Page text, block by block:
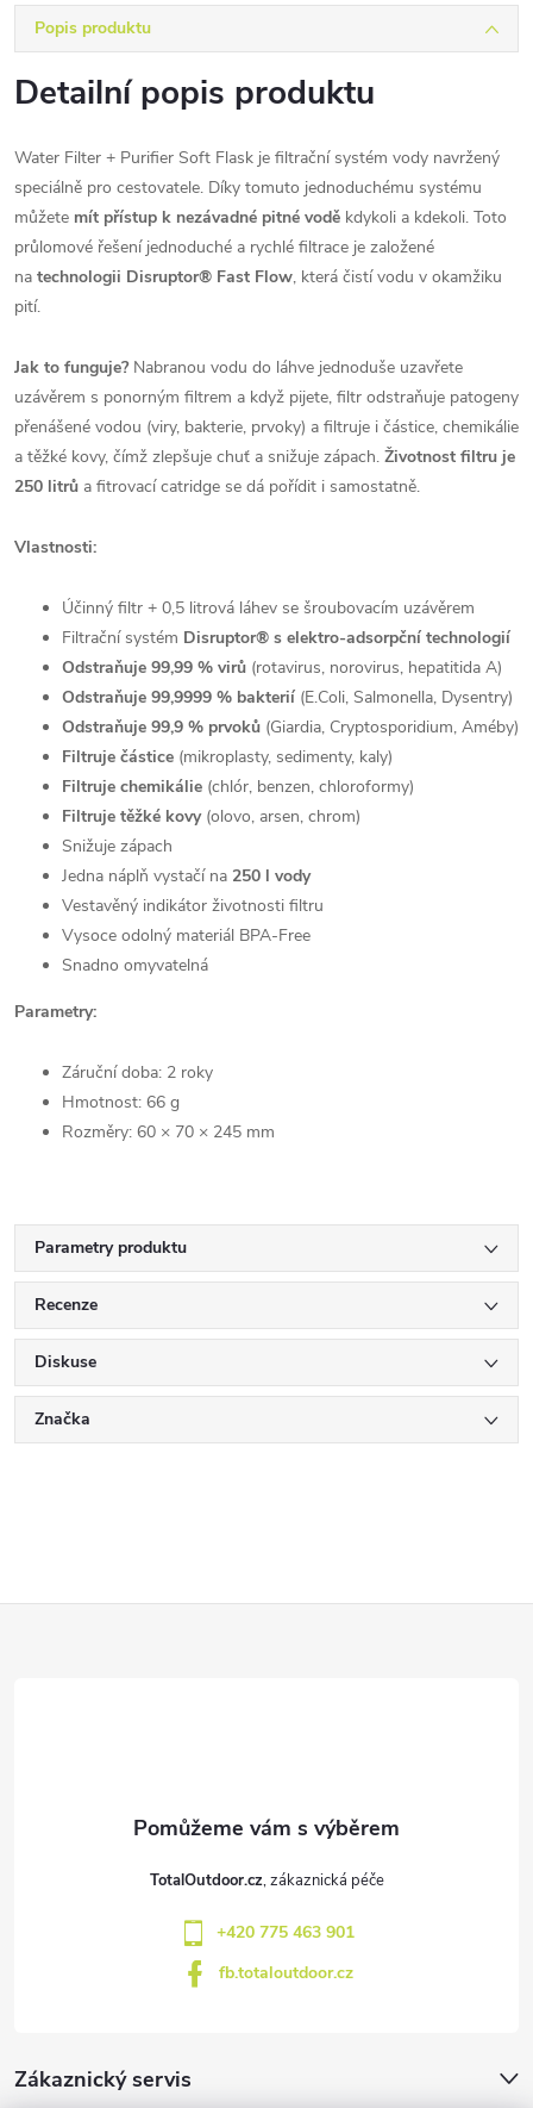
Popis produktu
Detailní popis produktu
Water Filter + Purifier Soft Flask je filtrační systém vody navržený
speciálně pro cestovatele. Díky tomuto jednoduchému systému
můžete mít přístup k nezávadné pitné vodě kdykoli a kdekoli. Toto
průlomové řešení jednoduché a rychlé filtrace je založené
na technologii Disruptor® Fast Flow, která čistí vodu v okamžiku
pití.
Jak to funguje?Nabranou vodu do láhve jednoduše uzavřete
uzávěrem s ponorným filtrem a když pijete, filtr odstraňuje patogeny
přenášené vodou (viry, bakterie, prvoky) a filtruje i částice, chemikálie
a těžké kovy, čímž zlepšuje chuť a snižuje zápach. Životnost filtru je
250 litrů a fitrovací catridge se dá pořídit i samostatně.
Vlastnosti:
Účinný filtr + 0,5 litrová láhev se šroubovacím uzávěrem
Filtrační systém Disruptor® s elektro-adsorpční technologií
Odstraňuje 99,99 % virů (rotavirus, norovirus, hepatitida A)
Odstraňuje 99,9999 % bakterií (E.Coli, Salmonella, Dysentry)
Odstraňuje 99,9 % prvoků (Giardia, Cryptosporidium, Améby)
Filtruje částice (mikroplasty, sedimenty, kaly)
Filtruje chemikálie (chlór, benzen, chloroformy)
Filtruje těžké kovy(olovo, arsen, chrom)
Snižuje zápach
Jedna náplň vystačí na 250 l vody
Vestavěný indikátor životnosti filtru
Vysoce odolný materiál BPA-Free
Snadno omyvatelná
Parametry:
Záruční doba: 2 roky
Hmotnost: 66 g
Rozměry: 60 × 70 × 245 mm
Parametry produktu
Recenze
Diskuse
Značka
Zákaznický servis
TotalOutdoor.cz
+420 775 463 901
fb.totaloutdoor.cz